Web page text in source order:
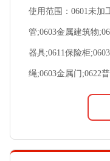
使用范围：0601未加
管;0603金属建筑物
器具;0611保险柜
绳;0603金属门;0622